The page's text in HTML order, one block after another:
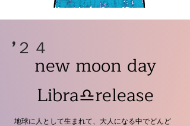
new moon day
Libra♎︎release
’​２４
地球に人として生まれて、大人になる中でどんど